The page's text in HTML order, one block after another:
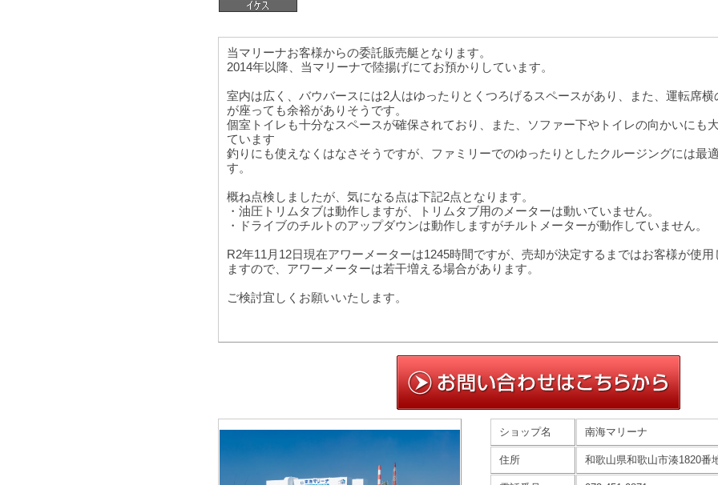
当マリーナお客様からの委託販売艇となります。
2014年以降、当マリーナで陸揚げにてお預かりしています。
室内は広く、バウバースには2人はゆったりとくつろげるスペースがあり、また、運転席
が座っても余裕がありそうです。
個室トイレも十分なスペースが確保されており、また、ソファー下やトイレの向かいにも
ています
釣りにも使えなくはなさそうですが、ファミリーでのゆったりとしたクルージングには最
す。
概ね点検しましたが、気になる点は下記2点となります。
・油圧トリムタブは動作しますが、トリムタブ用のメーターは動いていません。
・ドライブのチルトのアップダウンは動作しますがチルトメーターが動作していません。
R2年11月12日現在アワーメーターは1245時間ですが、売却が決定するまではお客様が使
ますので、アワーメーターは若干増える場合があります。
ご検討宜しくお願いいたします。
ショップ名 南海マリーナ
住所 和歌山県和歌山市湊1820番